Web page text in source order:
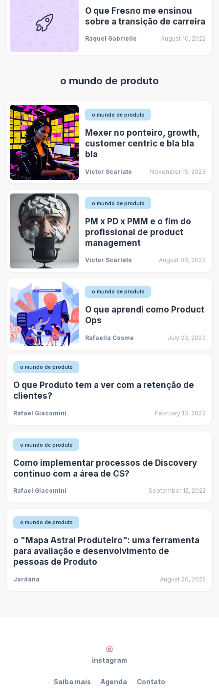
O que Fresno me ensinou
sobre a transição de carreira
Raquel Gabrielle August 10, 2022
o mundo de produto
o mundo de produto
Mexer no ponteiro, growth,
customer centric e bla bla
bla
Victor Scarlato November 15, 2023
o mundo de produto
PM x PD x PMM e o fim do
profissional de product
management
Victor Scarlato August 06, 2023
o mundo de produto
O que aprendi como Product
Ops
Rafaella Cosme July 23, 2023
o mundo de produto
O que Produto tem a ver com a retenção de
clientes?
Rafael Giacomini February 13, 2023
o mundo de produto
Como implementar processos de Discovery
contínuo com a área de CS?
Rafael Giacomini September 15, 2022
o mundo de produto
o "Mapa Astral Produteiro": uma ferramenta
para avaliação e desenvolvimento de
pessoas de Produto
Jordana August 20, 2022
Saiba mais Agenda Contato
instagram